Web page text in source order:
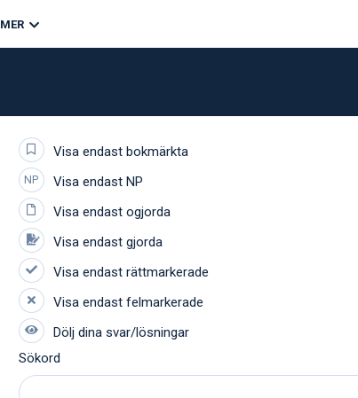
MER
Visa endast bokmärkta
Visa endast ogjorda
Visa endast gjorda
Dölj dina svar/lösningar
Sökord